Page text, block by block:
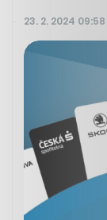
23. 2. 2024 09:58